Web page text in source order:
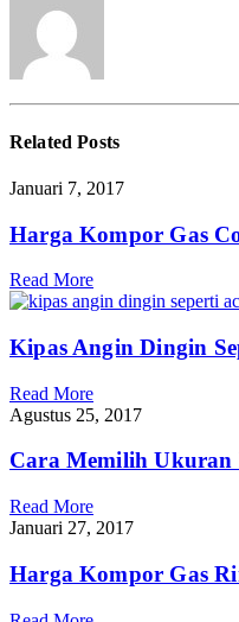
RelatedPosts
Januari 7, 2017
Harga Kompor Gas
Read More
Kipas Angin Dingin
Read More
Agustus 25, 2017
Cara Memilih Ukuran
Read More
Januari 27, 2017
Harga Kompor Gas